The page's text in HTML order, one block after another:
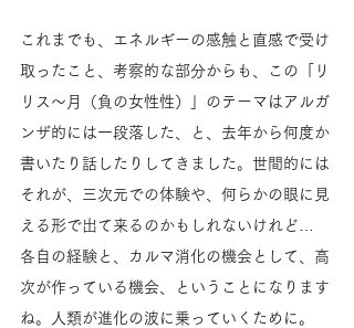
これまでも、エネルギーの感触と直感で受け
取ったこと、考察的な部分からも、この「リ
リス〜月（負の女性性）」のテーマはアルガ
ンザ的には一段落した、と、去年から何度か
書いたり話したりしてきました。世間的には
それが、三次元での体験や、何らかの眼に見
える形で出て来るのかもしれないけれど…
各自の経験と、カルマ消化の機会として、高
次が作っている機会、ということになります
ね。人類が進化の波に乗っていくために。